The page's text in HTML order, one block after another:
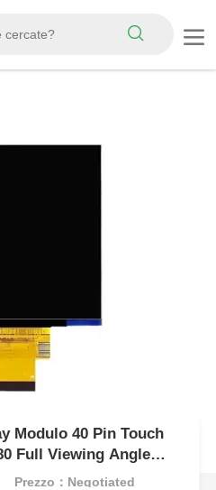
Modulo 40 Pin Touch
Full Viewing Angle
Prezzo：Negotiated